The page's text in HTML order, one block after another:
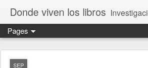
Donde viven los libros Investigación y divulgación de libros
Pages
SEP